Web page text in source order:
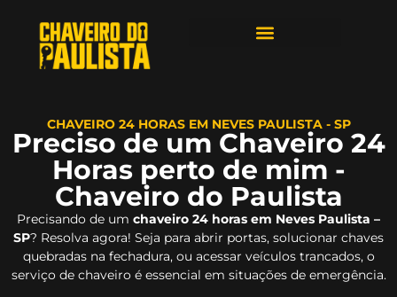
CHAVEIRO 24 HORAS EM NEVES PAULISTA - SP
Preciso de um Chaveiro 24
Horas perto de mim -
Chaveiro do Paulista
Precisando de um chaveiro 24 horas em Neves Paulista –
SP? Resolva agora! Seja para abrir portas, solucionar chaves
quebradas na fechadura, ou acessar veículos trancados, o
serviço de chaveiro é essencial em situações de emergência.